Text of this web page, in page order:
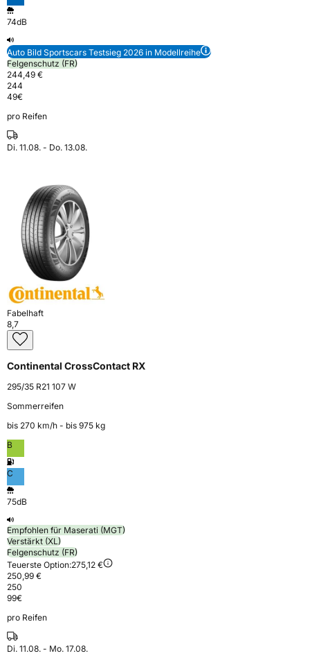
74dB
Auto Bild Sportscars Testsieg 2026 in Modellreihe
Felgenschutz (FR)
244,49 €
244
49€
pro Reifen
Di. 11.08. - Do. 13.08.
Fabelhaft
8,7
Continental CrossContact RX
295/35 R21 107 W
Sommerreifen
bis 270 km⁠/⁠h - bis 975 kg
B
C
75dB
Empfohlen für Maserati (MGT)
Verstärkt (XL)
Felgenschutz (FR)
Teuerste Option:275,12 €
250,99 €
250
99€
pro Reifen
Di. 11.08. - Mo. 17.08.